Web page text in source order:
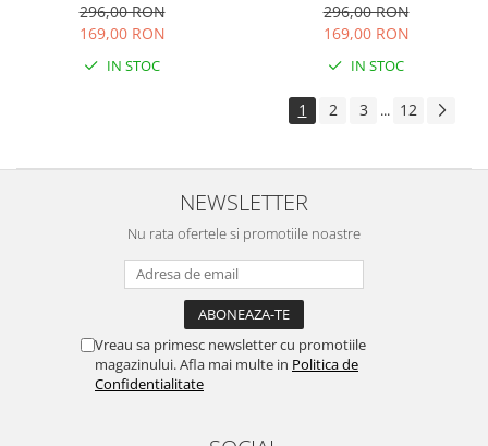
296,00 RON
169,00 RON
IN STOC
296,00 RON
169,00 RON
IN STOC
1 2 3 ... 12
NEWSLETTER
Nu rata ofertele si promotiile noastre
Vreau sa primesc newsletter cu promotiile
magazinului. Afla mai multe in Politica de
Confidentialitate